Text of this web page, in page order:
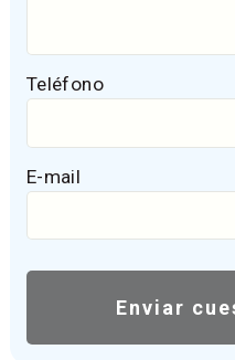
Teléfono
E-mail